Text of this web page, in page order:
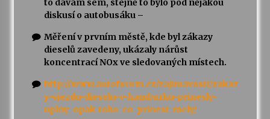
to dávám sem, stejně to bylo pod nějakou
diskusí o autobusáku –
Měření v prvním městě, kde byl zákazy
dieselů zavedeny, ukázaly nárůst
koncentrací NOx ve sledovaných místech.
http://www.autoforum.cz/zajimavosti/zakaz
y-vjezdu-dieselu-v-hamburku-prinesly-
uplny-opak-toho-co-prinest-mely/